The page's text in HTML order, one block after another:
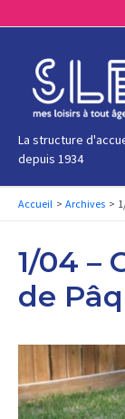
contenu
La structure
depuis 1934
Accueil Archives
1/04 –
de